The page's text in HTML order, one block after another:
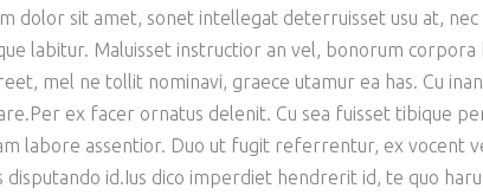
dolor sit amet, sonet intellegat deterruisset usu at,
labitur. Maluisset instructior an vel, bonorum corpora
mel ne tollit nominavi, graece utamur ea has. Cu
ex facer ornatus delenit. Cu sea fuisset tibique
labore assentior. Duo ut fugit referrentur, ex vocent
disputando id.Ius dico imperdiet hendrerit id, te quo